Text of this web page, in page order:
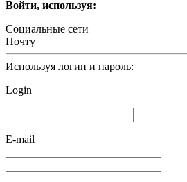
Войти, используя:
Социальные сети
Почту
Используя логин и пароль:
Login
E-mail